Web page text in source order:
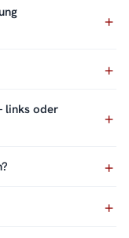
links oder